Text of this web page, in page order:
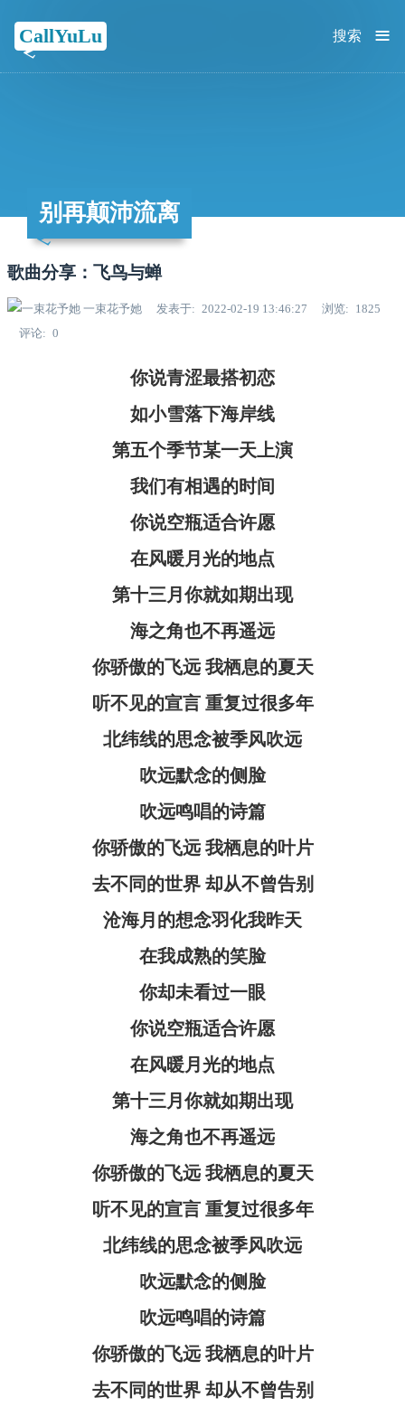
CallYuLu ≡
搜索
别再颠沛流离
歌曲分享：飞鸟与蝉
一束花予她 发表于 2022-02-19 13:46:27 浏览
1825
评论
0
你说青涩最搭初恋
如小雪落下海岸线
第五个季节某一天上演
我们有相遇的时间
你说空瓶适合许愿
在风暖月光的地点
第十三月你就如期出现
海之角也不再遥远
你骄傲的飞远 我栖息的夏天
听不见的宣言 重复过很多年
北纬线的思念被季风吹远
吹远默念的侧脸
吹远鸣唱的诗篇
你骄傲的飞远 我栖息的叶片
去不同的世界 却从不曾告别
沧海月的想念羽化我昨天
在我成熟的笑脸
你却未看过一眼
你说空瓶适合许愿
在风暖月光的地点
第十三月你就如期出现
海之角也不再遥远
你骄傲的飞远 我栖息的夏天
听不见的宣言 重复过很多年
北纬线的思念被季风吹远
吹远默念的侧脸
吹远鸣唱的诗篇
你骄傲的飞远 我栖息的叶片
去不同的世界 却从不曾告别